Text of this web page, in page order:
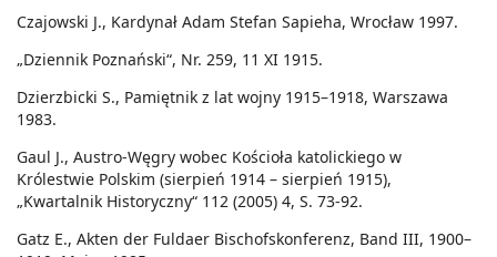
Czajowski J., Kardynał Adam Stefan Sapieha, Wrocław 1997.
„Dziennik Poznański“, Nr. 259, 11 XI 1915.
Dzierzbicki S., Pamiętnik z lat wojny 1915–1918, Warszawa
1983.
Gaul J., Austro-Węgry wobec Kościoła katolickiego w
Królestwie Polskim (sierpień 1914 – sierpień 1915),
„Kwartalnik Historyczny“ 112 (2005) 4, S. 73-92.
Gatz E., Akten der Fuldaer Bischofskonferenz, Band III, 1900–